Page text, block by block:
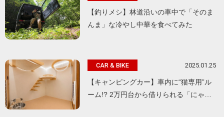
【釣りメシ】林道沿いの車中で「そのま
んま」な冷やし中華を食べてみた
CAR & BIKE 2025.01.25
【キャンピングカー】車内に“猫専用”ル
ーム!? 2万円台から借りられる「にゃ…